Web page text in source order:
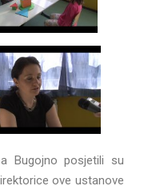
Bugojno posjetili su
ove ustanove